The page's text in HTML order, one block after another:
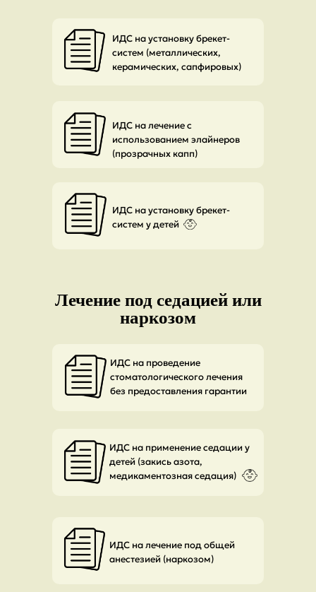
ИДС на лечение с
использованием элайнеров
(прозрачных капп)
ИДС на установку брекет-
систем (металлических,
керамических, сапфировых)
ИДС на установку брекет-
систем у детей
Лечение под седацией или
наркозом
ИДС на применение седации у
детей (закись азота,
медикаментозная седация)
ИДС на лечение под общей
анестезией (наркозом)
ИДС на проведение
стоматологического лечения
без предоставления гарантии